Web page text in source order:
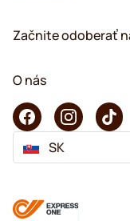
Začnite odoberať
O nás
SK